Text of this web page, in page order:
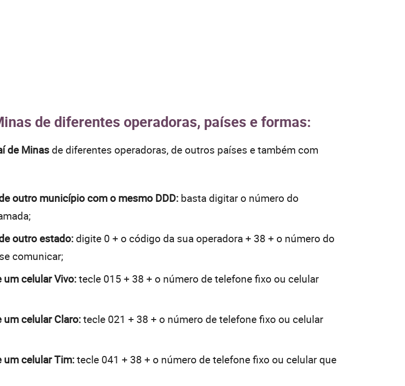
de diferentes operadoras, países e formas:
de Minas de diferentes operadoras, de outros países e também com
outro município com o mesmo DDD: basta digitar o número do
outro estado: digite 0 + o código da sua operadora + 38 + o número do
comunicar;
um celular Vivo:tecle 015 + 38 + o número de telefone fixo ou celular
um celular Claro:tecle 021 + 38 + o número de telefone fixo ou celular
um celular Tim:tecle 041 + 38 + o número de telefone fixo ou celular que